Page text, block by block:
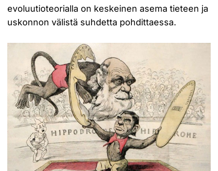
evoluutioteorialla on keskeinen asema tieteen ja
uskonnon välistä suhdetta pohdittaessa.